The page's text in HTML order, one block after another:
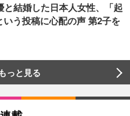
と結婚した日本人女性、「起
いう投稿に心配の声 第2子を
っと見る